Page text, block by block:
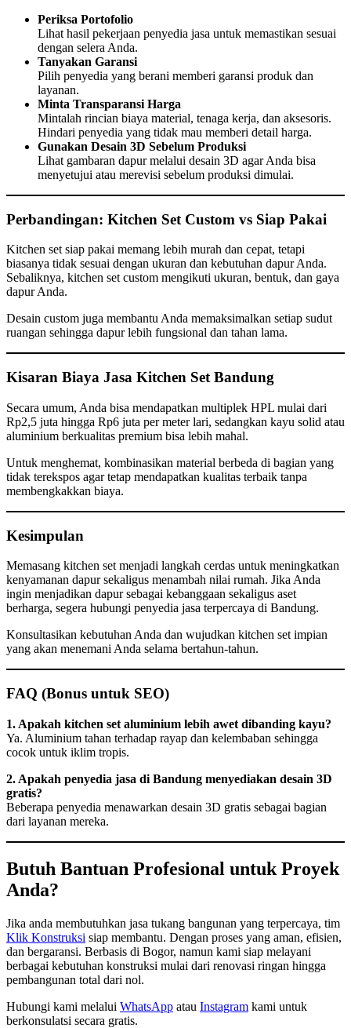
Periksa Portofolio
Lihat hasil pekerjaan penyedia jasa untuk memastikan sesuai
dengan selera Anda.
Tanyakan Garansi
Pilih penyedia yang berani memberi garansi produk dan
layanan.
Minta Transparansi Harga
Mintalah rincian biaya material, tenaga kerja, dan aksesoris.
Hindari penyedia yang tidak mau memberi detail harga.
Gunakan Desain 3D Sebelum Produksi
Lihat gambaran dapur melalui desain 3D agar Anda bisa
menyetujui atau merevisi sebelum produksi dimulai.
Perbandingan: Kitchen Set Custom vs Siap Pakai
Kitchen set siap pakai memang lebih murah dan cepat, tetapi
biasanya tidak sesuai dengan ukuran dan kebutuhan dapur Anda.
Sebaliknya, kitchen set custom mengikuti ukuran, bentuk, dan gaya
dapur Anda.
Desain custom juga membantu Anda memaksimalkan setiap sudut
ruangan sehingga dapur lebih fungsional dan tahan lama.
Kisaran Biaya Jasa Kitchen Set Bandung
Secara umum, Anda bisa mendapatkan multiplek HPL mulai dari
Rp2,5 juta hingga Rp6 juta per meter lari, sedangkan kayu solid atau
aluminium berkualitas premium bisa lebih mahal.
Untuk menghemat, kombinasikan material berbeda di bagian yang
tidak terekspos agar tetap mendapatkan kualitas terbaik tanpa
membengkakkan biaya.
Kesimpulan
Memasang kitchen set menjadi langkah cerdas untuk meningkatkan
kenyamanan dapur sekaligus menambah nilai rumah. Jika Anda
ingin menjadikan dapur sebagai kebanggaan sekaligus aset
berharga, segera hubungi penyedia jasa terpercaya di Bandung.
Konsultasikan kebutuhan Anda dan wujudkan kitchen set impian
yang akan menemani Anda selama bertahun-tahun.
FAQ (Bonus untuk SEO)
1. Apakah kitchen set aluminium lebih awet dibanding kayu?
Ya. Aluminium tahan terhadap rayap dan kelembaban sehingga
cocok untuk iklim tropis.
2. Apakah penyedia jasa di Bandung menyediakan desain 3D
gratis?
Beberapa penyedia menawarkan desain 3D gratis sebagai bagian
dari layanan mereka.
Butuh Bantuan Profesional untuk Proyek
Anda?
Jika anda membutuhkan jasa tukang bangunan yang terpercaya, tim
Klik Konstruksi siap membantu. Dengan proses yang aman, efisien,
dan bergaransi. Berbasis di Bogor, namun kami siap melayani
berbagai kebutuhan konstruksi mulai dari renovasi ringan hingga
pembangunan total dari nol.
Hubungi kami melalui WhatsApp atau Instagram kami untuk
berkonsulatsi secara gratis.